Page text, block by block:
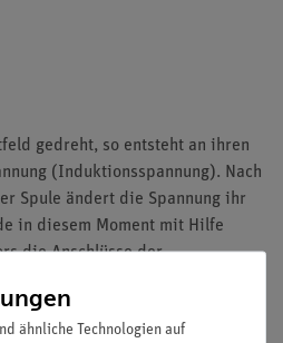
gedreht, so entsteht an ihren
(Induktionsspannung). Nach
Spule ändert die Spannung ihr
in diesem Moment mit Hilfe
die Anschlüsse der
Energie kann eine Glühlampe
Versuch wird die Äbhängigkeit
ähnliche Technologien auf